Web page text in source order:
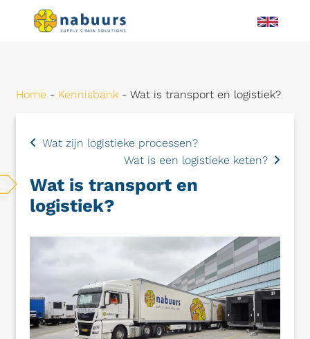
Home - Kennisbank -Wat is transport en logistiek?
Wat zijn logistieke processen?
Wat is een logistieke keten?
Wat is transport en
logistiek?